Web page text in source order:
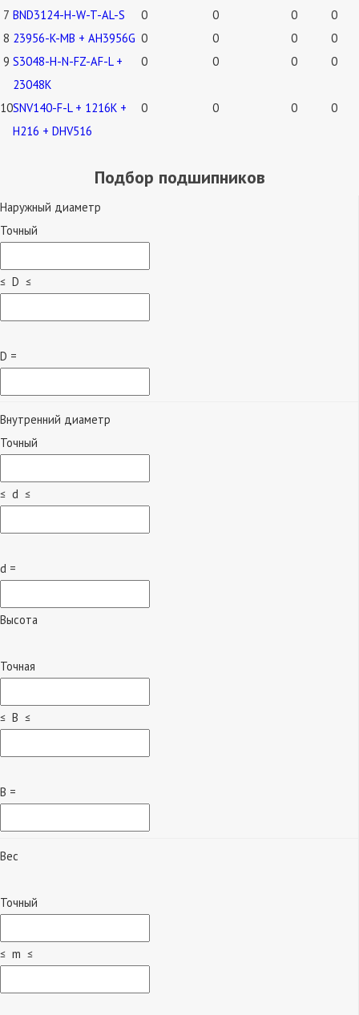
7 BND3124-H-W-T-AL-S 0 0 0
0
8 23956-K-MB + AH3956G 0 0 0
0
9 S3048-H-N-FZ-AF-L +
23048K
0 0 0 0
10SNV140-F-L + 1216K +
H216 + DHV516
0 0 0 0
Подбор подшипников
Наружный диаметр
Точный
≤ D ≤
D =
Внутренний диаметр
Точный
≤ d ≤
d =
Высота
Точная
≤ B ≤
B =
Вес
Точный
≤ m ≤